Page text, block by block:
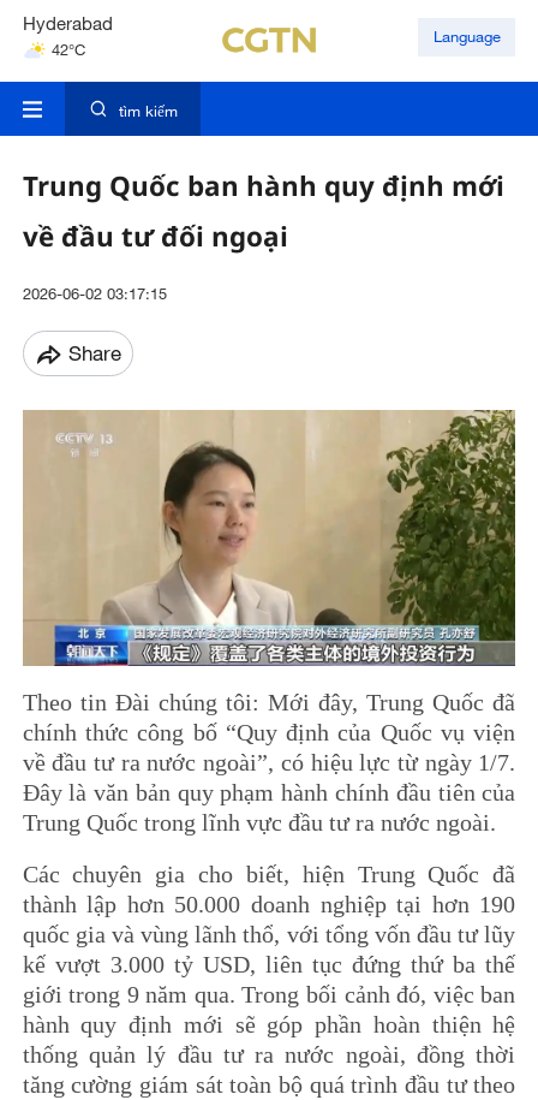
Hyderabad
42°C
Mumbai
Language
tìm kiếm
Trung Quốc ban hành quy định mới
về đầu tư đối ngoại
2026-06-02 03:17:15
Share
Theo tin Đài chúng tôi: Mới đây, Trung Quốc đã
chính thức công bố “Quy định của Quốc vụ viện
về đầu tư ra nước ngoài”, có hiệu lực từ ngày 1/7.
Đây là văn bản quy phạm hành chính đầu tiên của
Trung Quốc trong lĩnh vực đầu tư ra nước ngoài.
Các chuyên gia cho biết, hiện Trung Quốc đã
thành lập hơn 50.000 doanh nghiệp tại hơn 190
quốc gia và vùng lãnh thổ, với tổng vốn đầu tư lũy
kế vượt 3.000 tỷ USD, liên tục đứng thứ ba thế
giới trong 9 năm qua. Trong bối cảnh đó, việc ban
hành quy định mới sẽ góp phần hoàn thiện hệ
thống quản lý đầu tư ra nước ngoài, đồng thời
tăng cường giám sát toàn bộ quá trình đầu tư theo